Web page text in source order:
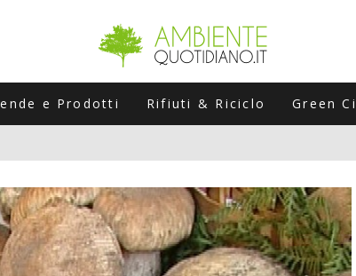
e Prodotti Rifiuti & Riciclo Green
STAGIONALI
CHE POSSONO ROVINARTI L’ESTATE (E LA GUIDA